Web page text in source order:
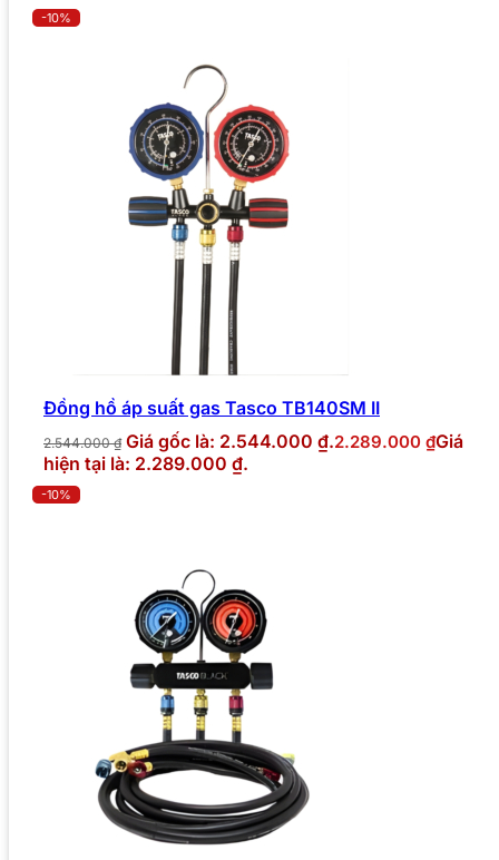
-10%
Đồng hồ áp suất gas Tasco TB140SM II
2.544.000₫ Giá gốc là: 2.544.000 ₫.2.289.000 ₫Giá
hiện tại là: 2.289.000 ₫.
-10%